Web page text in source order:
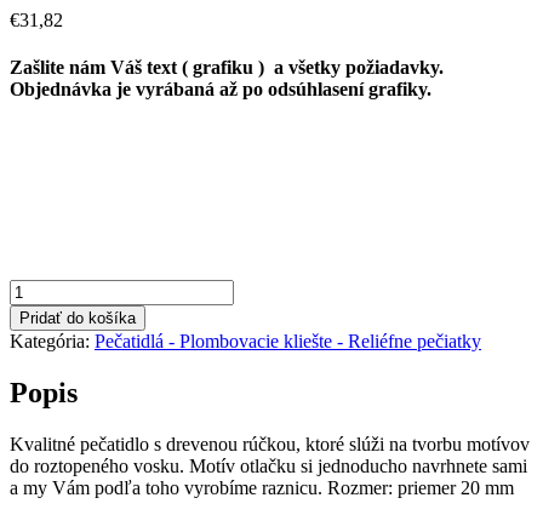
€31,82
Zašlite nám Váš text ( grafiku ) a všetky požiadavky.
Objednávka je vyrábaná až po odsúhlasení grafiky.
množstvo
Pečatidlo-
s-
rúčkou-
mosadz-
1
Pridať do košíka
Kategória: Pečatidlá - Plombovacie kliešte - Reliéfne pečiatky
Popis
Kvalitné pečatidlo s drevenou rúčkou, ktoré slúži na tvorbu motívov
do roztopeného vosku. Motív otlačku si jednoducho navrhnete sami
a my Vám podľa toho vyrobíme raznicu. Rozmer: priemer 20 mm